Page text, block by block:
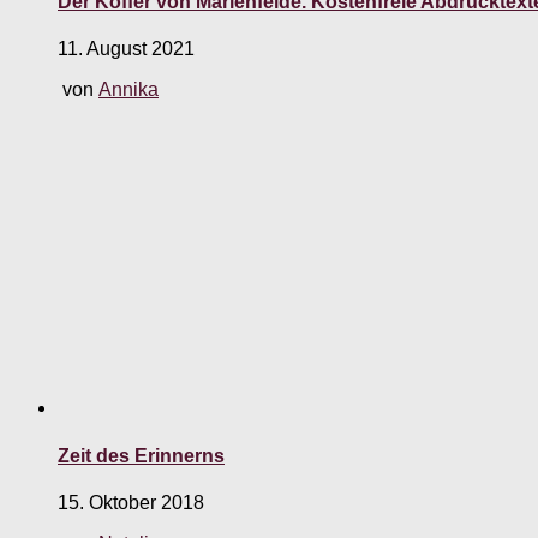
11. August 2021
von Annika
Zeit des Erinnerns
15. Oktober 2018